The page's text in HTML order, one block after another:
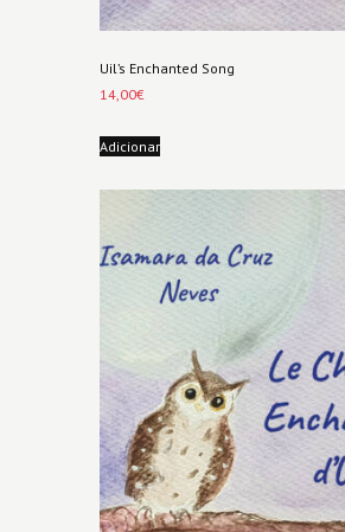
Uil’s Enchanted Song
14,00€
Adicionar